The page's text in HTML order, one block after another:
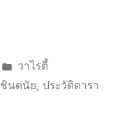
Posted
in
วาไรตี้
นดนัย, ประวัติดารา